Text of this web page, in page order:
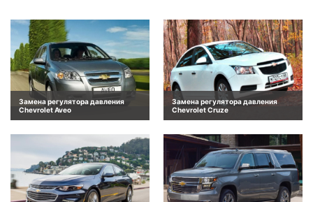
Замена регулятора давления
Chevrolet Aveo
Замена регулятора давления
Chevrolet Cruze